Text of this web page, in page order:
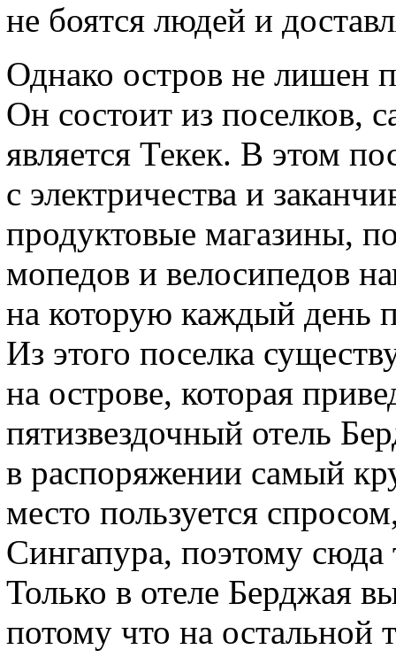
не боятся людей и
Однако остров не лишен
Он состоит из поселков,
является Текек. В этом
с электричества и
продуктовые магазины,
мопедов и велосипедов
на которую каждый день
Из этого поселка
на острове, которая
пятизвездочный отель
в распоряжении самый
место пользуется
Сингапура, поэтому
Только в отеле Берджая
потому что на остальной